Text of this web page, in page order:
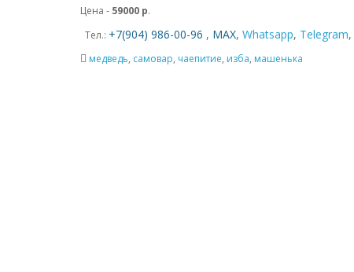
Цена - 59000 р.
Тел.: +7(904) 986-00-96 , MAX, Whatsapp, Telegram,
медведь, самовар, чаепитие, изба, машенька